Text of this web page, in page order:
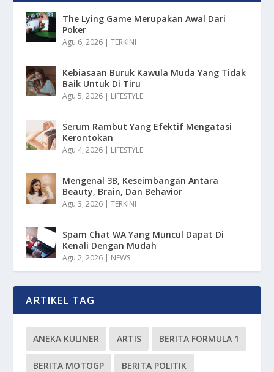
The Lying Game Merupakan Awal Dari
Poker
Agu 6, 2026 |TERKINI
Kebiasaan Buruk Kawula Muda Yang Tidak
Baik Untuk Di Tiru
Agu 5, 2026 | LIFESTYLE
Serum Rambut Yang Efektif Mengatasi
Kerontokan
Agu 4, 2026 | LIFESTYLE
Mengenal 3B, Keseimbangan Antara
Beauty, Brain, Dan Behavior
Agu 3, 2026 |TERKINI
Spam Chat WA Yang Muncul Dapat Di
Kenali Dengan Mudah
Agu 2, 2026 | NEWS
ARTIKEL TAG
ANEKA KULINER ARTIS BERITA FORMULA 1
BERITA MOTOGP BERITA POLITIK